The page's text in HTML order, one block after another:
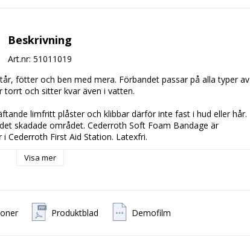
Beskrivning
Art.nr: 51011019
fötter och ben med mera. Förbandet passar på alla typer av
torrt och sitter kvar även i vatten.
limfritt plåster och klibbar därför inte fast i hud eller hår.
skadade området. Cederroth Soft Foam Bandage är
Cederroth First Aid Station. Latexfri.
Visa mer
Produktblad Demofilm